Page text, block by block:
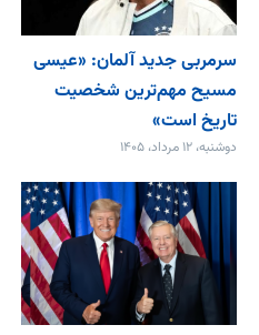
سرمربی جدید آلمان: «عیسی
مسیح مهم‌ترین شخصیت
تاریخ است»
دوشنبه، ۱۲ مرداد، ۱۴۰۵